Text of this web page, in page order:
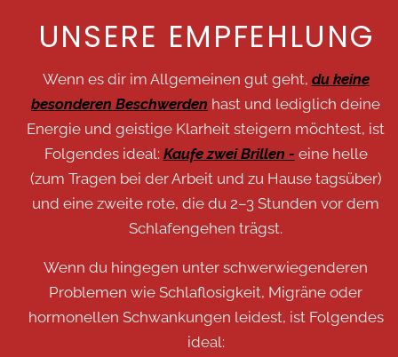
UNSERE EMPFEHLUNG
Wenn es dir im Allgemeinen gut geht, du keine
besonderen Beschwerden hast und lediglich deine
Energie und geistige Klarheit steigern möchtest, ist
Folgendes ideal: Kaufe zwei Brillen - eine helle
(zum Tragen bei der Arbeit und zu Hause tagsüber)
und eine zweite rote, die du 2–3 Stunden vor dem
Schlafengehen trägst.
Wenn du hingegen unter schwerwiegenderen
Problemen wie Schlaflosigkeit, Migräne oder
hormonellen Schwankungen leidest, ist Folgendes
ideal: